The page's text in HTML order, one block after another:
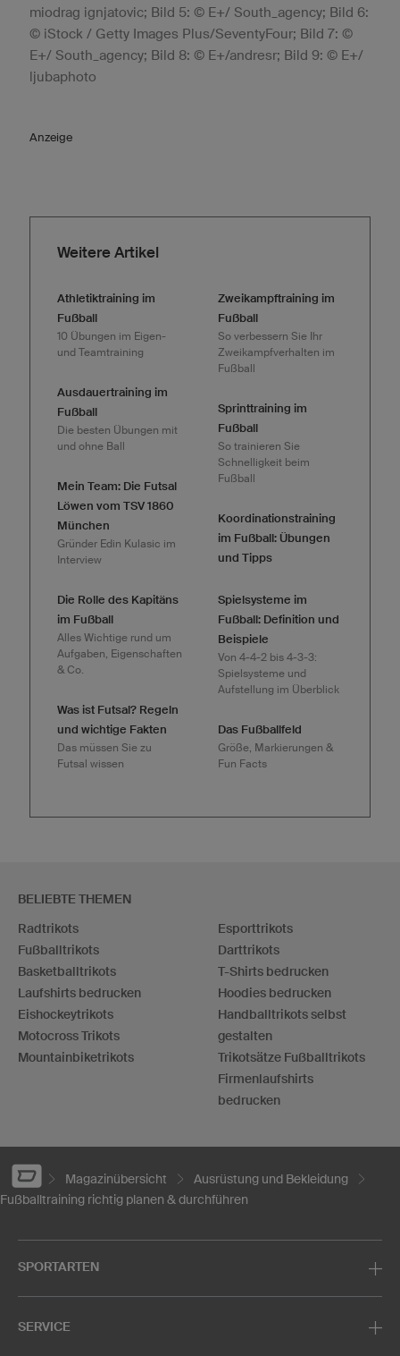
miodrag ignjatovic; Bild 5: © E+/ South_agency; Bild 6:
© iStock / Getty Images Plus/SeventyFour; Bild 7: ©
E+/ South_agency; Bild 8: © E+/andresr; Bild 9: © E+/
ljubaphoto
Anzeige
Weitere Artikel
Athletiktraining im
Fußball
10 Übungen im Eigen-
und Teamtraining
Ausdauertraining im
Fußball
Die besten Übungen mit
und ohne Ball
Mein Team: Die Futsal
Löwen vom TSV 1860
München
Gründer Edin Kulasic im
Interview
Die Rolle des Kapitäns
im Fußball
Alles Wichtige rund um
Aufgaben, Eigenschaften
& Co.
Was ist Futsal? Regeln
und wichtige Fakten
Das müssen Sie zu
Futsal wissen
Zweikampftraining im
Fußball
So verbessern Sie Ihr
Zweikampfverhalten im
Fußball
Sprinttraining im
Fußball
So trainieren Sie
Schnelligkeit beim
Fußball
Koordinationstraining
im Fußball: Übungen
und Tipps
Spielsysteme im
Fußball: Definition und
Beispiele
Von 4-4-2 bis 4-3-3:
Spielsysteme und
Aufstellung im Überblick
Das Fußballfeld
Größe, Markierungen &
Fun Facts
BELIEBTE THEMEN
Radtrikots
Fußballtrikots
Basketballtrikots
Laufshirts bedrucken
Eishockeytrikots
Motocross Trikots
Mountainbiketrikots
Esporttrikots
Darttrikots
T-Shirts bedrucken
Hoodies bedrucken
Handballtrikots selbst
gestalten
Trikotsätze Fußballtrikots
Firmenlaufshirts
bedrucken
Magazinübersicht
Ausrüstung und Bekleidung
Fußballtraining richtig planen & durchführen
SPORTARTEN
SERVICE